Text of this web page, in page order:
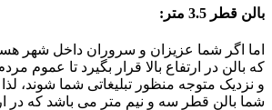
بالن قطر 3.5 متر:
اما اگر شما عزیزان و سروران داخل شهر
که بالن در ارتفاع بالا قرار بگیرد تا عموم
و نزدیک متوجه منظور تبلیغاتی شما شوند، لذا